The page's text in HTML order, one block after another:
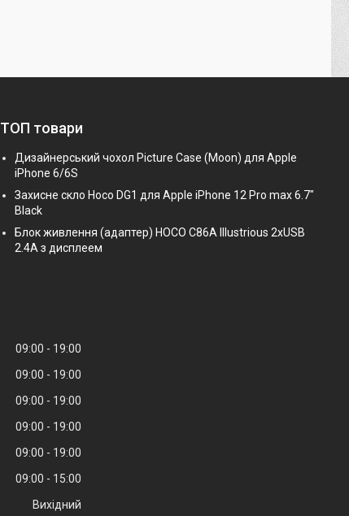
ТОП товари
Дизайнерський чохол Picture Case (Moon) для Apple
iPhone 6/6S
Захисне скло Hoco DG1 для Apple iPhone 12 Pro max 6.7"
Black
Блок живлення (адаптер) HOCO C86A Illustrious 2xUSB
2.4A з дисплеем
09:00
19:00
09:00
19:00
09:00
19:00
09:00
19:00
09:00
19:00
09:00
15:00
Вихідний